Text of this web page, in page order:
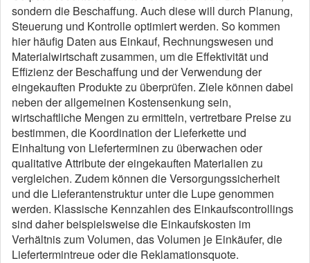
sondern die Beschaffung. Auch diese will durch Planung,
Steuerung und Kontrolle optimiert werden. So kommen
hier häufig Daten aus Einkauf, Rechnungswesen und
Materialwirtschaft zusammen, um die Effektivität und
Effizienz der Beschaffung und der Verwendung der
eingekauften Produkte zu überprüfen. Ziele können dabei
neben der allgemeinen Kostensenkung sein,
wirtschaftliche Mengen zu ermitteln, vertretbare Preise zu
bestimmen, die Koordination der Lieferkette und
Einhaltung von Lieferterminen zu überwachen oder
qualitative Attribute der eingekauften Materialien zu
vergleichen. Zudem können die Versorgungssicherheit
und die Lieferantenstruktur unter die Lupe genommen
werden. Klassische Kennzahlen des Einkaufscontrollings
sind daher beispielsweise die Einkaufskosten im
Verhältnis zum Volumen, das Volumen je Einkäufer, die
Liefertermintreue oder die Reklamationsquote.